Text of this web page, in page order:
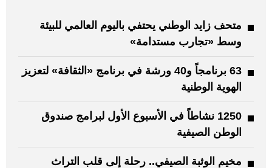
متحف زايد الوطني يحتفي باليوم العالمي للبيئة
وسط «تجارب مستدامة»
63 برنامجاً و40 ورشة في برنامج «الثقافة» لتعزيز
الهوية الوطنية
1250 نشاطاً في الأسبوع الأول لبرامج صندوق
الوطن الصيفية
مخيم الوثبة الصيفي.. رحلة إلى قلب التراث